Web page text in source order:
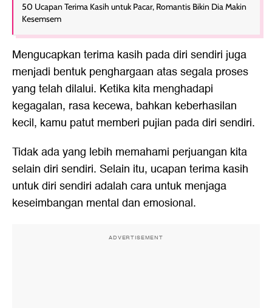
50 Ucapan Terima Kasih untuk Pacar, Romantis Bikin Dia Makin
Kesemsem
Mengucapkan terima kasih pada diri sendiri juga
menjadi bentuk penghargaan atas segala proses
yang telah dilalui. Ketika kita menghadapi
kegagalan, rasa kecewa, bahkan keberhasilan
kecil, kamu patut memberi pujian pada diri sendiri.
Tidak ada yang lebih memahami perjuangan kita
selain diri sendiri. Selain itu, ucapan terima kasih
untuk diri sendiri adalah cara untuk menjaga
keseimbangan mental dan emosional.
ADVERTISEMENT